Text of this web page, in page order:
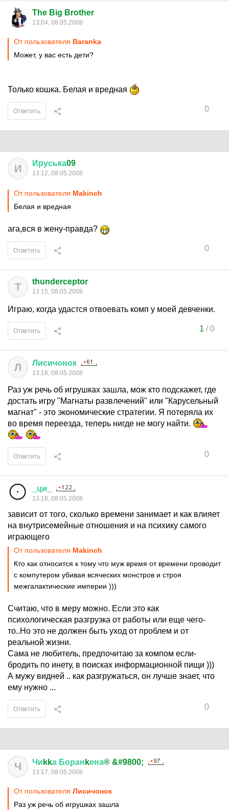
The Big Brother
13:04, 08.05.2008
От пользователя Baranka
Может, у вас есть дети?
Только кошка. Белая и вредная
0
Ответить
И Ируська09
13:12, 08.05.2008
От пользователя Makinch
Белая и вредная
ага,вся в жену-правда?
0
Ответить
T thunderceptor
13:15, 08.05.2008
Играю, когда удастся отвоевать комп у моей девченки.
1 /0
Ответить
Л Лисичонок
13:16, 08.05.2008
Раз уж речь об игрушках зашла, мож кто подскажет, где
достать игру "Магнаты развлечений" или "Карусельный
магнат" - это экономические стратегии. Я потеряла их
во время переезда, теперь нигде не могу найти.
0
Ответить
ци
13:16, 08.05.2008
зависит от того, сколько времени занимает и как влияет
на внутрисемейные отношения и на психику самого
играющего
От пользователя Makinch
Кто как относится к тому что муж время от времени проводит
с компутером убивая всяческих монстров и строя
межгалактические империи )))
Считаю, что в меру можно. Если это как
психологическая разгрузка от работы или еще чего-
то..Но это не должен быть уход от проблем и от
реальной жизни.
Сама не любитель, предпочитаю за компом если-
бродить по инету, в поисках информационной пищи )))
А мужу видней .. как разгружаться, он лучше знает, что
ему нужно ...
0
Ответить
Ч Чи kkа Боран kена® &#9800;
13:17, 08.05.2008
От пользователя Лисичонок
Раз уж речь об игрушках зашла